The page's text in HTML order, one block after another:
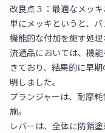
改良点３：最適なメッ
単にメッキというと、
機能的な付加を施す処理
流通品においては、機
きており、結果的に早
明しました。
プランジャーは、耐摩
施。
レバーは、全体に防錆